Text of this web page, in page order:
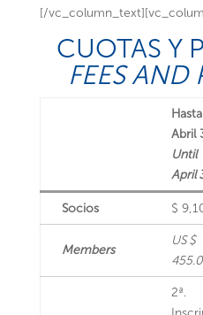
[/
CUOTAS Y
FEES AND
Hasta
Abril
Until
April
Socios $
Members
US $
2ª.